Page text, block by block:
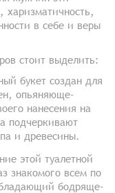
харизматичность,
в себе и веры
стоит выделить:
букет создан для
опьяняюще-
нанесения на
подчеркивают
и древесины.
этой туалетной
знакомого всем по
бодряще-